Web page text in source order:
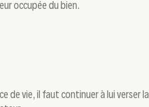
occupée du bien.
de vie, il faut continuer à lui verser la